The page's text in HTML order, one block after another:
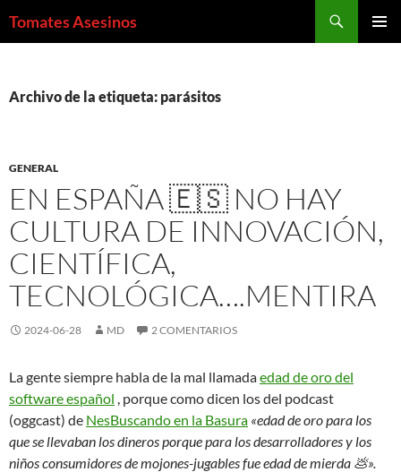
Tomates Asesinos
Archivo de la etiqueta: parásitos
GENERAL
EN ESPAÑA 🇪🇸 NO HAY
CULTURA DE INNOVACIÓN,
CIENTÍFICA,
TECNOLÓGICA….MENTIRA
2024-06-28 MD 2 COMENTARIOS
La gente siempre habla de la mal llamadaedad de oro del
software español , porque como dicen los del podcast
(oggcast) de NesBuscando en la Basura «edad de oro para los
que se llevaban los dineros porque para los desarrolladores y los
niños consumidores de mojones-jugables fue edad de mierda 💩».